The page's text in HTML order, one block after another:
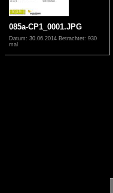
085a-CP1_0001.JPG
Datum: 30.06.2014 Betrachtet: 930
mal